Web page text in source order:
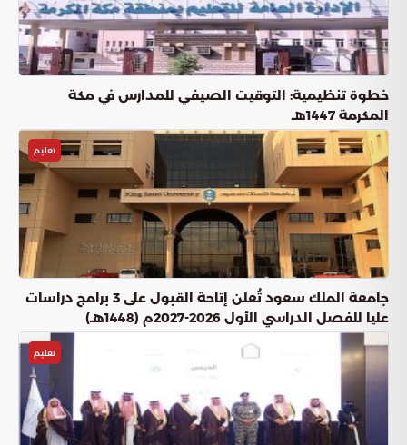
خطوة تنظيمية: التوقيت الصيفي للمدارس في مكة
المكرمة 1447هـ
تعليم
جامعة الملك سعود تُعلن إتاحة القبول على 3 برامج دراسات
عليا للفصل الدراسي الأول 2026-2027م (1448هـ)
تعليم